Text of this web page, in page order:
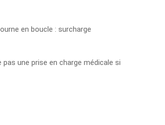
en boucle : surcharge
une prise en charge médicale si